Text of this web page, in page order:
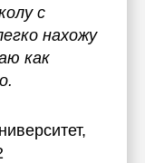
с
нахожу
как
,